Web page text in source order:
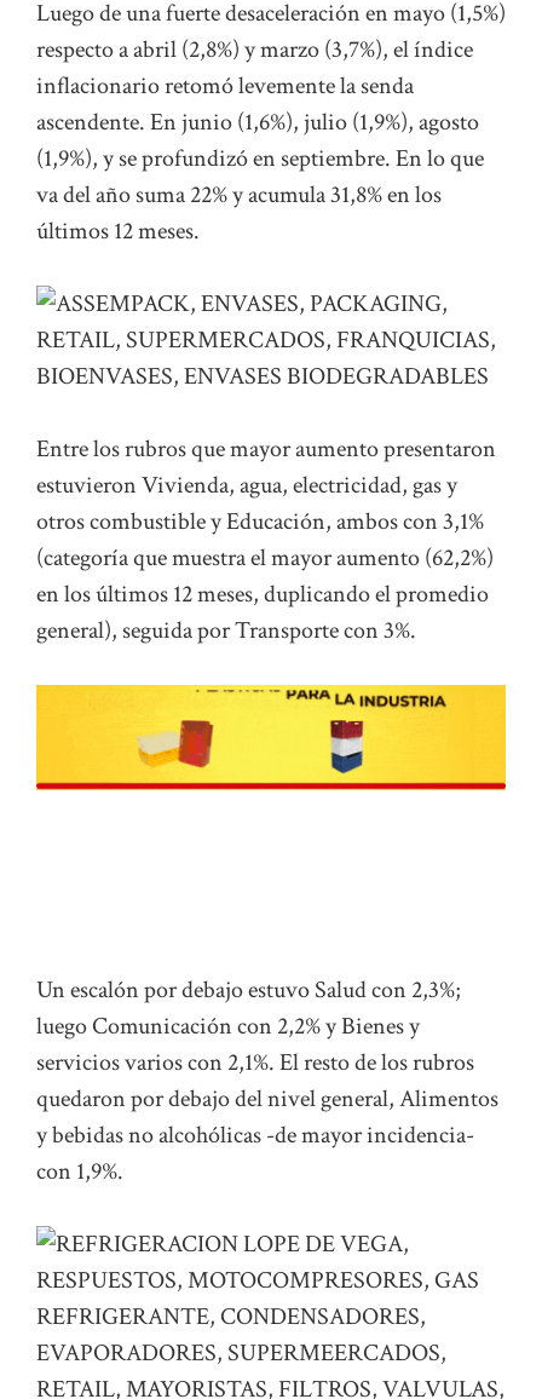
Luego de una fuerte desaceleración en mayo (1,5%)
respecto a abril (2,8%) y marzo (3,7%), el índice
inflacionario retomó levemente la senda
ascendente. En junio (1,6%), julio (1,9%), agosto
(1,9%), y se profundizó en septiembre. En lo que
va del año suma 22% y acumula 31,8% en los
últimos 12 meses.
Entre los rubros que mayor aumento presentaron
estuvieron Vivienda, agua, electricidad, gas y
otros combustible y Educación, ambos con 3,1%
(categoría que muestra el mayor aumento (62,2%)
en los últimos 12 meses, duplicando el promedio
general), seguida por Transporte con 3%.
Un escalón por debajo estuvo Salud con 2,3%;
luego Comunicación con 2,2% y Bienes y
servicios varios con 2,1%. El resto de los rubros
quedaron por debajo del nivel general, Alimentos
y bebidas no alcohólicas -de mayor incidencia-
con 1,9%.